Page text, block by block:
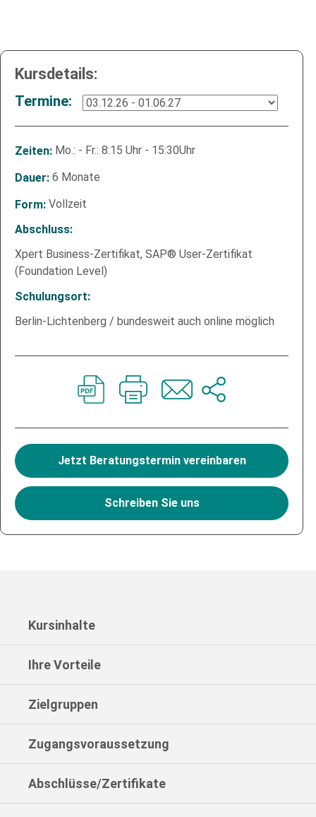
Kursdetails:
Termine:
Zeiten: Mo.: - Fr.: 8:15 Uhr - 15:30Uhr
Dauer: 6 Monate
Form: Vollzeit
Abschluss:
Xpert Business-Zertifikat, SAP® User-Zertifikat
(Foundation Level)
Schulungsort:
Berlin-Lichtenberg / bundesweit auch online möglich
Jetzt Beratungstermin vereinbaren
Schreiben Sie uns
Kursinhalte
Ihre Vorteile
Zielgruppen
Zugangsvoraussetzung
Abschlüsse/Zertifikate